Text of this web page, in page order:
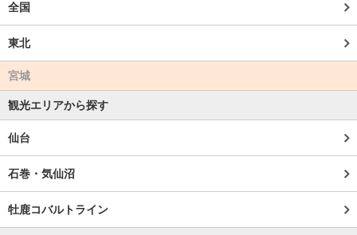
全国
東北
宮城
観光エリアから探す
仙台
石巻・気仙沼
牡鹿コバルトライン